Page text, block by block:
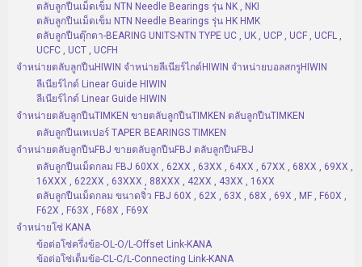
ตลับลูกปืนเม็ดเข็ม NTN Needle Bearings รุ่น NK , NKI
ตลับลูกปืนเม็ดเข็ม NTN Needle Bearings รุ่น HK HMK
ตลับลูกปืนตุ๊กตา-BEARING UNITS-NTN TYPE UC , UK , UCP , UCF , UCFL ,
UCFC , UCT , UCFH
จำหน่ายตลับลูกปืนHIWIN จำหน่ายลีเนียร์ไกด์HIWIN จำหน่ายบอลสกรูHIWIN
ลีเนียร์ไกด์ Linear Guide HIWIN
ลีเนียร์ไกด์ Linear Guide HIWIN
จำหน่ายตลับลูกปืนTIMKEN ขายตลับลูกปืนTIMKEN ตลับลูกปืนTIMKEN
ตลับลูกปืนเทเปอร์ TAPER BEARINGS TIMKEN
จำหน่ายตลับลูกปืนFBJ ขายตลับลูกปืนFBJ ตลับลูกปืนFBJ
ตลับลูกปืนเม็ดกลม FBJ 60XX , 62XX , 63XX , 64XX , 67XX , 68XX , 69XX ,
16XXX , 622XX , 63XXX , 88XXX , 42XX , 43XX , 16XX
ตลับลูกปืนเม็ดกลม ขนาดจิ๋ว FBJ 60X , 62X , 63X , 68X , 69X , MF , F60X ,
F62X , F63X , F68X , F69X
จำหน่ายโซ่ KANA
ข้อต่อโซ่ครึ่งข้อ-OL-O/L-Offset Link-KANA
ข้อต่อโซ่เต็มข้อ-CL-C/L-Connecting Link-KANA